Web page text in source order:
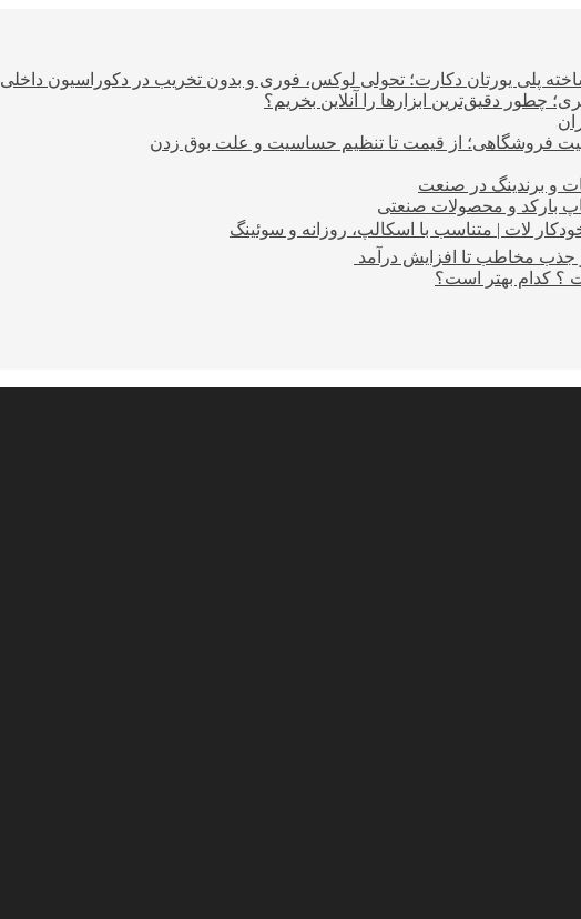
پلی یورتان دکارت؛ تحولی لوکس، فوری و بدون تخریب در دکوراسیون داخلی
چطور دقیق‌ترین ابزارها را آنلاین بخریم؟
فروشگاهی؛ از قیمت تا تنظیم حساسیت و علت بوق زدن
و برندینگ در صنعت
بارکد و محصولات صنعتی
لات | متناسب با اسکالپ، روزانه و سوئینگ
؟ کدام بهتر است؟